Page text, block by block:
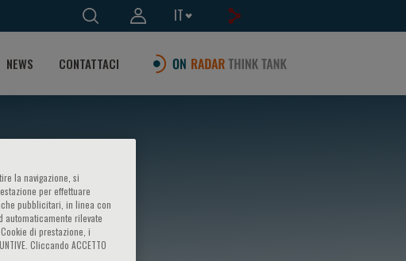
IT
NEWS CONTATTACI
la navigazione, si
per effettuare
pubblicitari, in linea con
automaticamente rilevate
di prestazione, i
Cliccando ACCETTO